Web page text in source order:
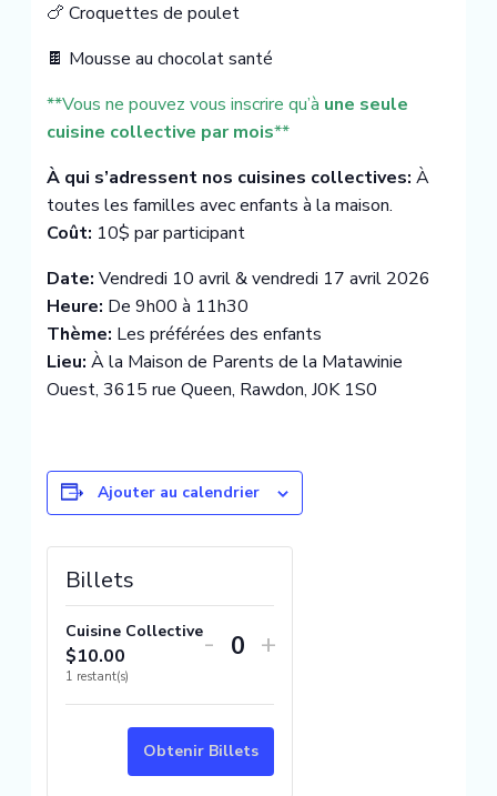
🍗 Croquettes de poulet
🍫 Mousse au chocolat santé
**Vous ne pouvez vous inscrire qu’à une seule
cuisine collective par mois**
À qui s’adressent nos cuisines collectives: À
toutes les familles avec enfants à la maison.
Coût: 10$ par participant
Date: Vendredi 10 avril & vendredi 17 avril 2026
Heure: De 9h00 à 11h30
Thème: Les préférées des enfants
Lieu: À la Maison de Parents de la Matawinie
Ouest, 3615 rue Queen, Rawdon, J0K 1S0
Ajouter au calendrier
Billets
Cuisine Collective
$10.00
1 restant(s)
la
quantité
billets
pour
Cuisine
- Quantité
la
quantité
billets
pour
Cuisine
+
Obtenir Billets